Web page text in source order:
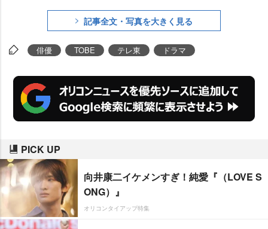
記事全文・写真を大きく見る
俳優 TOBE テレ東 ドラマ
PICK UP
向井康二イケメンすぎ！純愛『（LOVE S
ONG）』
オリコンタイアップ特集